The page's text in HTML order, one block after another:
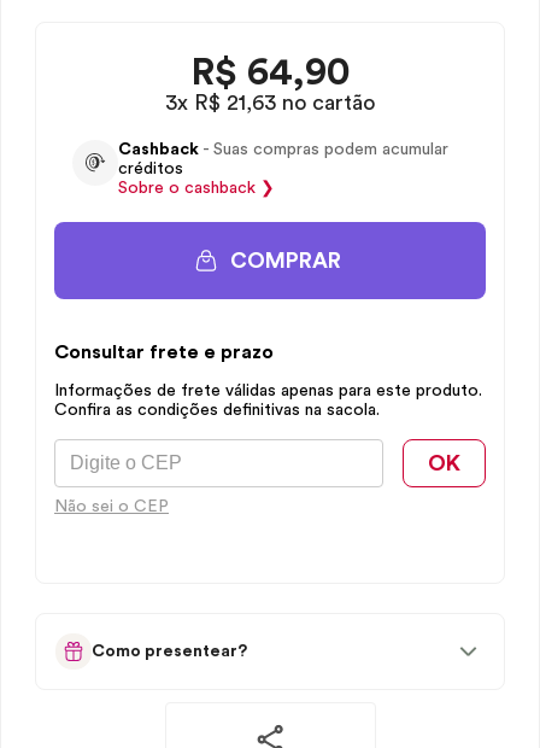
R$ 64,90
3x R$ 21,63 no cartão
Cashback - Suas compras podem acumular
créditos
Sobre o cashback ❯
COMPRAR
Consultar frete e prazo
Informações de frete válidas apenas para este produto.
Confira as condições definitivas na sacola.
OK
Não sei o CEP
Como presentear?